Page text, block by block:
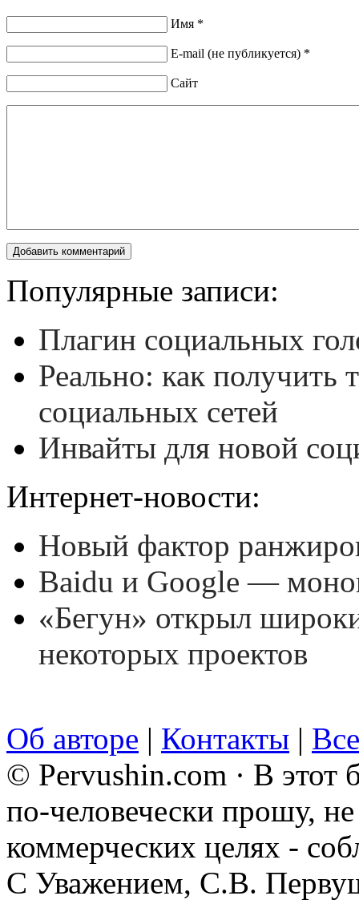
Имя *
E-mail (не публикуется) *
Сайт
Популярные записи:
Плагин социальных
Реально: как получить
социальных сетей
Инвайты для новой
Интернет-новости:
Новый фактор
Baidu и Google —
«Бегун» открыл
некоторых проектов
Об авторе | Контакты |
© Pervushin.com · В этот
по-человечески прошу,
коммерческих целях -
С Уважением, С.В.